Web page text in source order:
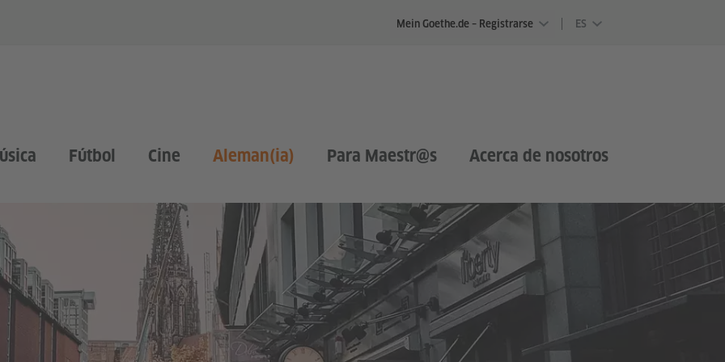
Mein Goethe.de – Registrarse ES
Fútbol Cine Aleman(ia) Para Maestr@s Acerca de nosotros